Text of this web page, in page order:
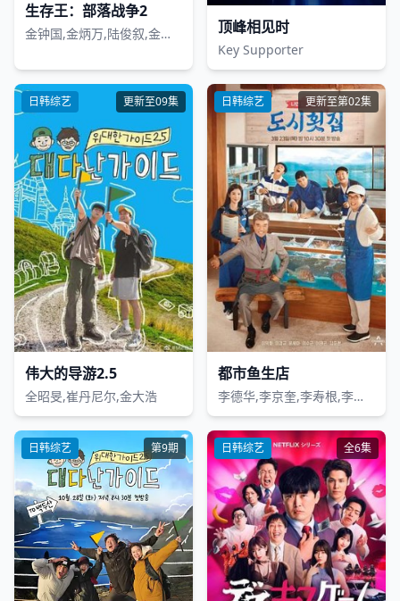
生存王：部落战争2
金钟国,金炳万,陆俊叙,金泳勋,福岛善成,新野,松岛正平,徐恺,赵有宁,理查德,戴祖雄,钱飞龙,许亮宇 顶峰相见时
Key Supporter
日韩综艺 更新至09集
伟大的导游2.5
全昭旻,崔丹尼尔,金大浩
日韩综艺 更新至第02集
都市鱼生店
李德华,李京奎,李寿根,李太坤,金俊铉,尹世雅
日韩综艺 第9期 日韩综艺 全6集